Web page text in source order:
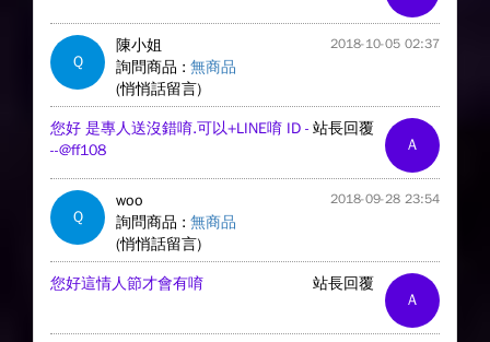
Q
陳小姐 2018-10-05 02:37
詢問商品 : 無商品
(悄悄話留言)
A
站長回覆
您好 是專人送沒錯唷.可以+LINE唷 ID -
--@ff108
Q
woo 2018-09-28 23:54
詢問商品 : 無商品
(悄悄話留言)
A
站長回覆
您好這情人節才會有唷